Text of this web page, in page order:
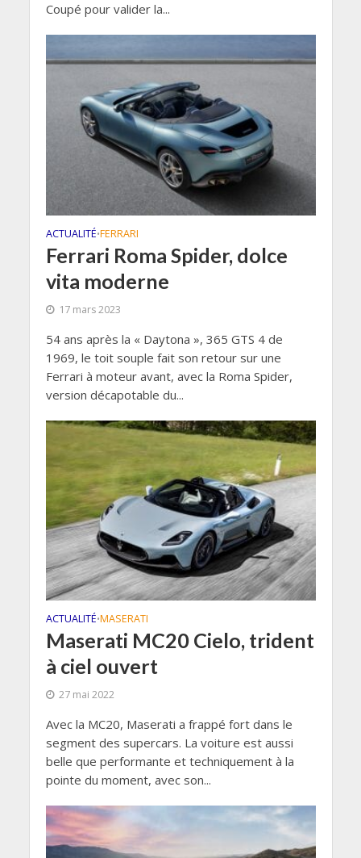
Coupé pour valider la...
ACTUALITÉ•FERRARI
Ferrari Roma Spider, dolce
vita moderne
17 mars 2023
54 ans après la « Daytona », 365 GTS 4 de
1969, le toit souple fait son retour sur une
Ferrari à moteur avant, avec la Roma Spider,
version décapotable du...
ACTUALITÉ•MASERATI
Maserati MC20 Cielo, trident
à ciel ouvert
27 mai 2022
Avec la MC20, Maserati a frappé fort dans le
segment des supercars. La voiture est aussi
belle que performante et techniquement à la
pointe du moment, avec son...